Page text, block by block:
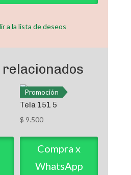
a la lista de deseos
Promoción
Tela 151 5
$ 9.500
Compra x
WhatsApp